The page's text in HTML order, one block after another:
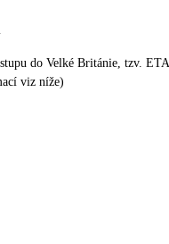
do Velké Británie, tzv.
viz níže)